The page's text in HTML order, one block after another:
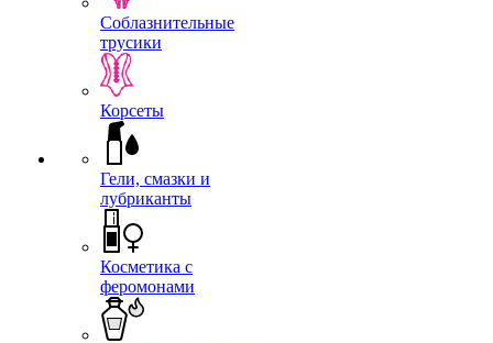
Соблазнительные
трусики
Корсеты
Гели, смазки и
лубриканты
Косметика с
феромонами